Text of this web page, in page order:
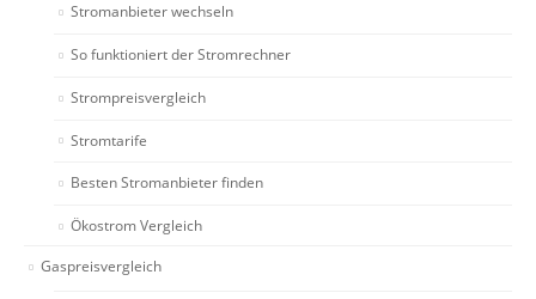
Stromanbieter wechseln
So funktioniert der Stromrechner
Strompreisvergleich
Stromtarife
Besten Stromanbieter finden
Ökostrom Vergleich
Gaspreisvergleich